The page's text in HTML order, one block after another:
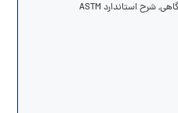
,شرح استاندارد ASTM